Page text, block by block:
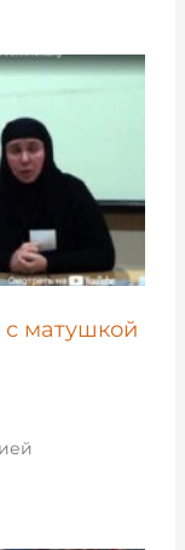
матушкой